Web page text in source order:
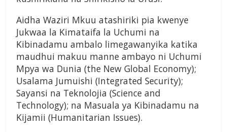
Aidha Waziri Mkuu atashiriki pia kwenye
Jukwaa la Kimataifa la Uchumi na
Kibinadamu ambalo limegawanyika katika
maudhui makuu manne ambayo ni Uchumi
Mpya wa Dunia (the New Global Economy);
Usalama Jumuishi (Integrated Security);
Sayansi na Teknolojia (Science and
Technology); na Masuala ya Kibinadamu na
Kijamii (Humanitarian Issues).